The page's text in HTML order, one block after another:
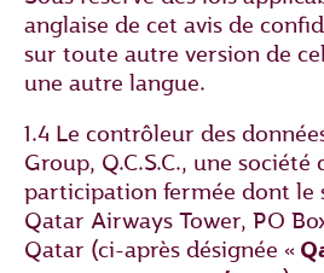
anglaise de cet avis de
sur toute autre version de
une autre langue.
1.4 Le contrôleur des
Group, Q.C.S.C., une
participation fermée dont le
Qatar Airways Tower, PO
Qatar (ci-après désignée «